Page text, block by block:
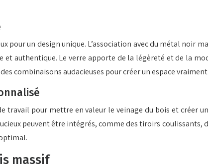
pour un design unique. L’association avec du métal noir
authentique. Le verre apporte de la légèreté et de la
combinaisons audacieuses pour créer un espace
travail pour mettre en valeur le veinage du bois et créer
peuvent être intégrés, comme des tiroirs
massif